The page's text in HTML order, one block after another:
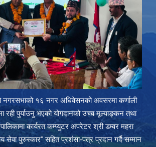
नगरसभाको १६ नगर अधिवेसनको अवसरमा कर्णाली
रही पुर्याउनु भएको योगदानको उच्च मूल्याङ्कन तथा
कार्यरत कम्प्युटर अपरेटर श्री डम्वर महरा
सेवा पुरुस्कार" सहित प्रशंसा-पत्र प्रदान गर्दै सम्मान